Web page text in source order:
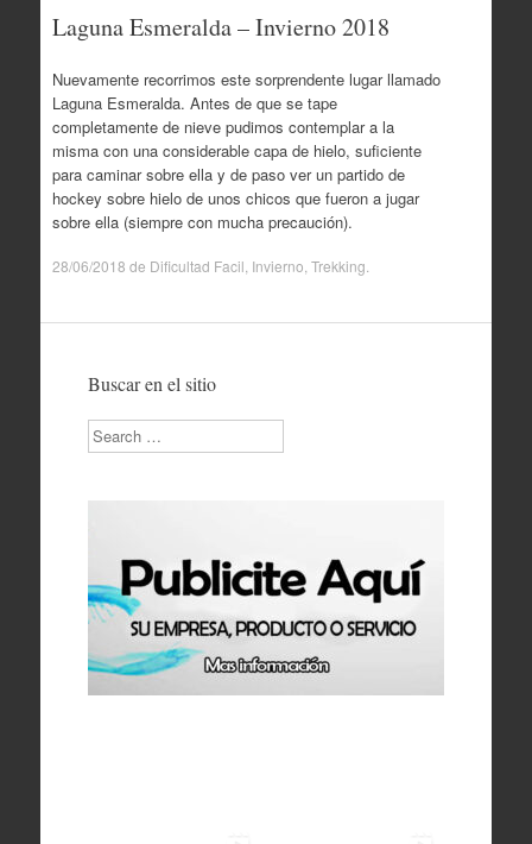
Laguna Esmeralda – Invierno 2018
Nuevamente recorrimos este sorprendente lugar llamado
Laguna Esmeralda. Antes de que se tape
completamente de nieve pudimos contemplar a la
misma con una considerable capa de hielo, suficiente
para caminar sobre ella y de paso ver un partido de
hockey sobre hielo de unos chicos que fueron a jugar
sobre ella (siempre con mucha precaución).
28/06/2018 de Dificultad Facil Invierno Trekking
Buscar en el sitio
Search